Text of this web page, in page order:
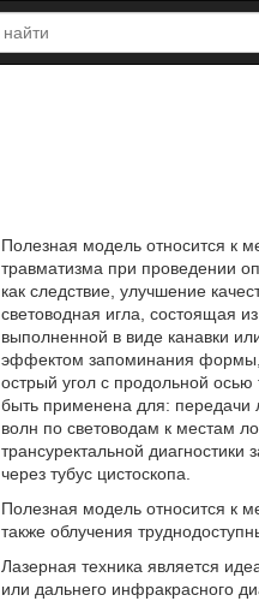
Полезная модель относится к
травматизма при проведении
как следствие, улучшение
световодная игла, состоящая
выполненной в виде канавки
эффектом запоминания формы,
острый угол с продольной
быть применена для: передачи
волн по световодам к местам
трансуректальной диагностики
через тубус цистоскопа.
Полезная модель относится к
также облучения
Лазерная техника является
или дальнего инфракрасного